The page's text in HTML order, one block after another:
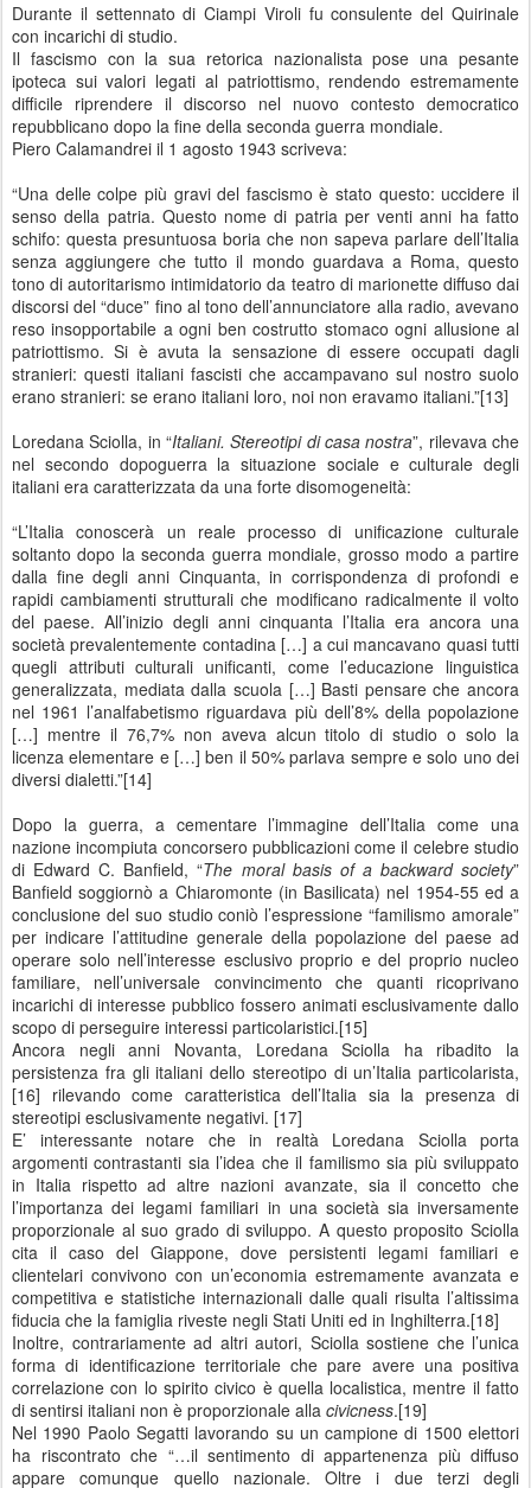
Durante il settennato di Ciampi Viroli fu consulente del Quirinale
con incarichi di studio.
Il fascismo con la sua retorica nazionalista pose una pesante
ipoteca sui valori legati al patriottismo, rendendo estremamente
difficile riprendere il discorso nel nuovo contesto democratico
repubblicano dopo la fine della seconda guerra mondiale.
Piero Calamandrei il 1 agosto 1943 scriveva:
“Una delle colpe più gravi del fascismo è stato questo: uccidere il
senso della patria. Questo nome di patria per venti anni ha fatto
schifo: questa presuntuosa boria che non sapeva parlare dell’Italia
senza aggiungere che tutto il mondo guardava a Roma, questo
tono di autoritarismo intimidatorio da teatro di marionette diffuso dai
discorsi del “duce” fino al tono dell’annunciatore alla radio, avevano
reso insopportabile a ogni ben costrutto stomaco ogni allusione al
patriottismo. Si è avuta la sensazione di essere occupati dagli
stranieri: questi italiani fascisti che accampavano sul nostro suolo
erano stranieri: se erano italiani loro, noi non eravamo italiani.”[13]
Loredana Sciolla, in “Italiani. Stereotipi di casa nostra”, rilevava che
nel secondo dopoguerra la situazione sociale e culturale degli
italiani era caratterizzata da una forte disomogeneità:
“L’Italia conoscerà un reale processo di unificazione culturale
soltanto dopo la seconda guerra mondiale, grosso modo a partire
dalla fine degli anni Cinquanta, in corrispondenza di profondi e
rapidi cambiamenti strutturali che modificano radicalmente il volto
del paese. All’inizio degli anni cinquanta l’Italia era ancora una
società prevalentemente contadina […] a cui mancavano quasi tutti
quegli attributi culturali unificanti, come l’educazione linguistica
generalizzata, mediata dalla scuola […] Basti pensare che ancora
nel 1961 l’analfabetismo riguardava più dell’8% della popolazione
[…] mentre il 76,7% non aveva alcun titolo di studio o solo la
licenza elementare e […] ben il 50% parlava sempre e solo uno dei
diversi dialetti.”[14]
Dopo la guerra, a cementare l’immagine dell’Italia come una
nazione incompiuta concorsero pubblicazioni come il celebre studio
di Edward C. Banfield, “The moral basis of a backward society”
Banfield soggiornò a Chiaromonte (in Basilicata) nel 1954-55 ed a
conclusione del suo studio coniò l’espressione “familismo amorale”
per indicare l’attitudine generale della popolazione del paese ad
operare solo nell’interesse esclusivo proprio e del proprio nucleo
familiare, nell’universale convincimento che quanti ricoprivano
incarichi di interesse pubblico fossero animati esclusivamente dallo
scopo di perseguire interessi particolaristici.[15]
Ancora negli anni Novanta, Loredana Sciolla ha ribadito la
persistenza fra gli italiani dello stereotipo di un’Italia particolarista,
[16] rilevando come caratteristica dell’Italia sia la presenza di
stereotipi esclusivamente negativi. [17]
E’ interessante notare che in realtà Loredana Sciolla porta
argomenti contrastanti sia l’idea che il familismo sia più sviluppato
in Italia rispetto ad altre nazioni avanzate, sia il concetto che
l’importanza dei legami familiari in una società sia inversamente
proporzionale al suo grado di sviluppo. A questo proposito Sciolla
cita il caso del Giappone, dove persistenti legami familiari e
clientelari convivono con un’economia estremamente avanzata e
competitiva e statistiche internazionali dalle quali risulta l’altissima
fiducia che la famiglia riveste negli Stati Uniti ed in Inghilterra.[18]
Inoltre, contrariamente ad altri autori, Sciolla sostiene che l’unica
forma di identificazione territoriale che pare avere una positiva
correlazione con lo spirito civico è quella localistica, mentre il fatto
di sentirsi italiani non è proporzionale alla civicness.[19]
Nel 1990 Paolo Segatti lavorando su un campione di 1500 elettori
ha riscontrato che “…il sentimento di appartenenza più diffuso
appare comunque quello nazionale. Oltre i due terzi degli